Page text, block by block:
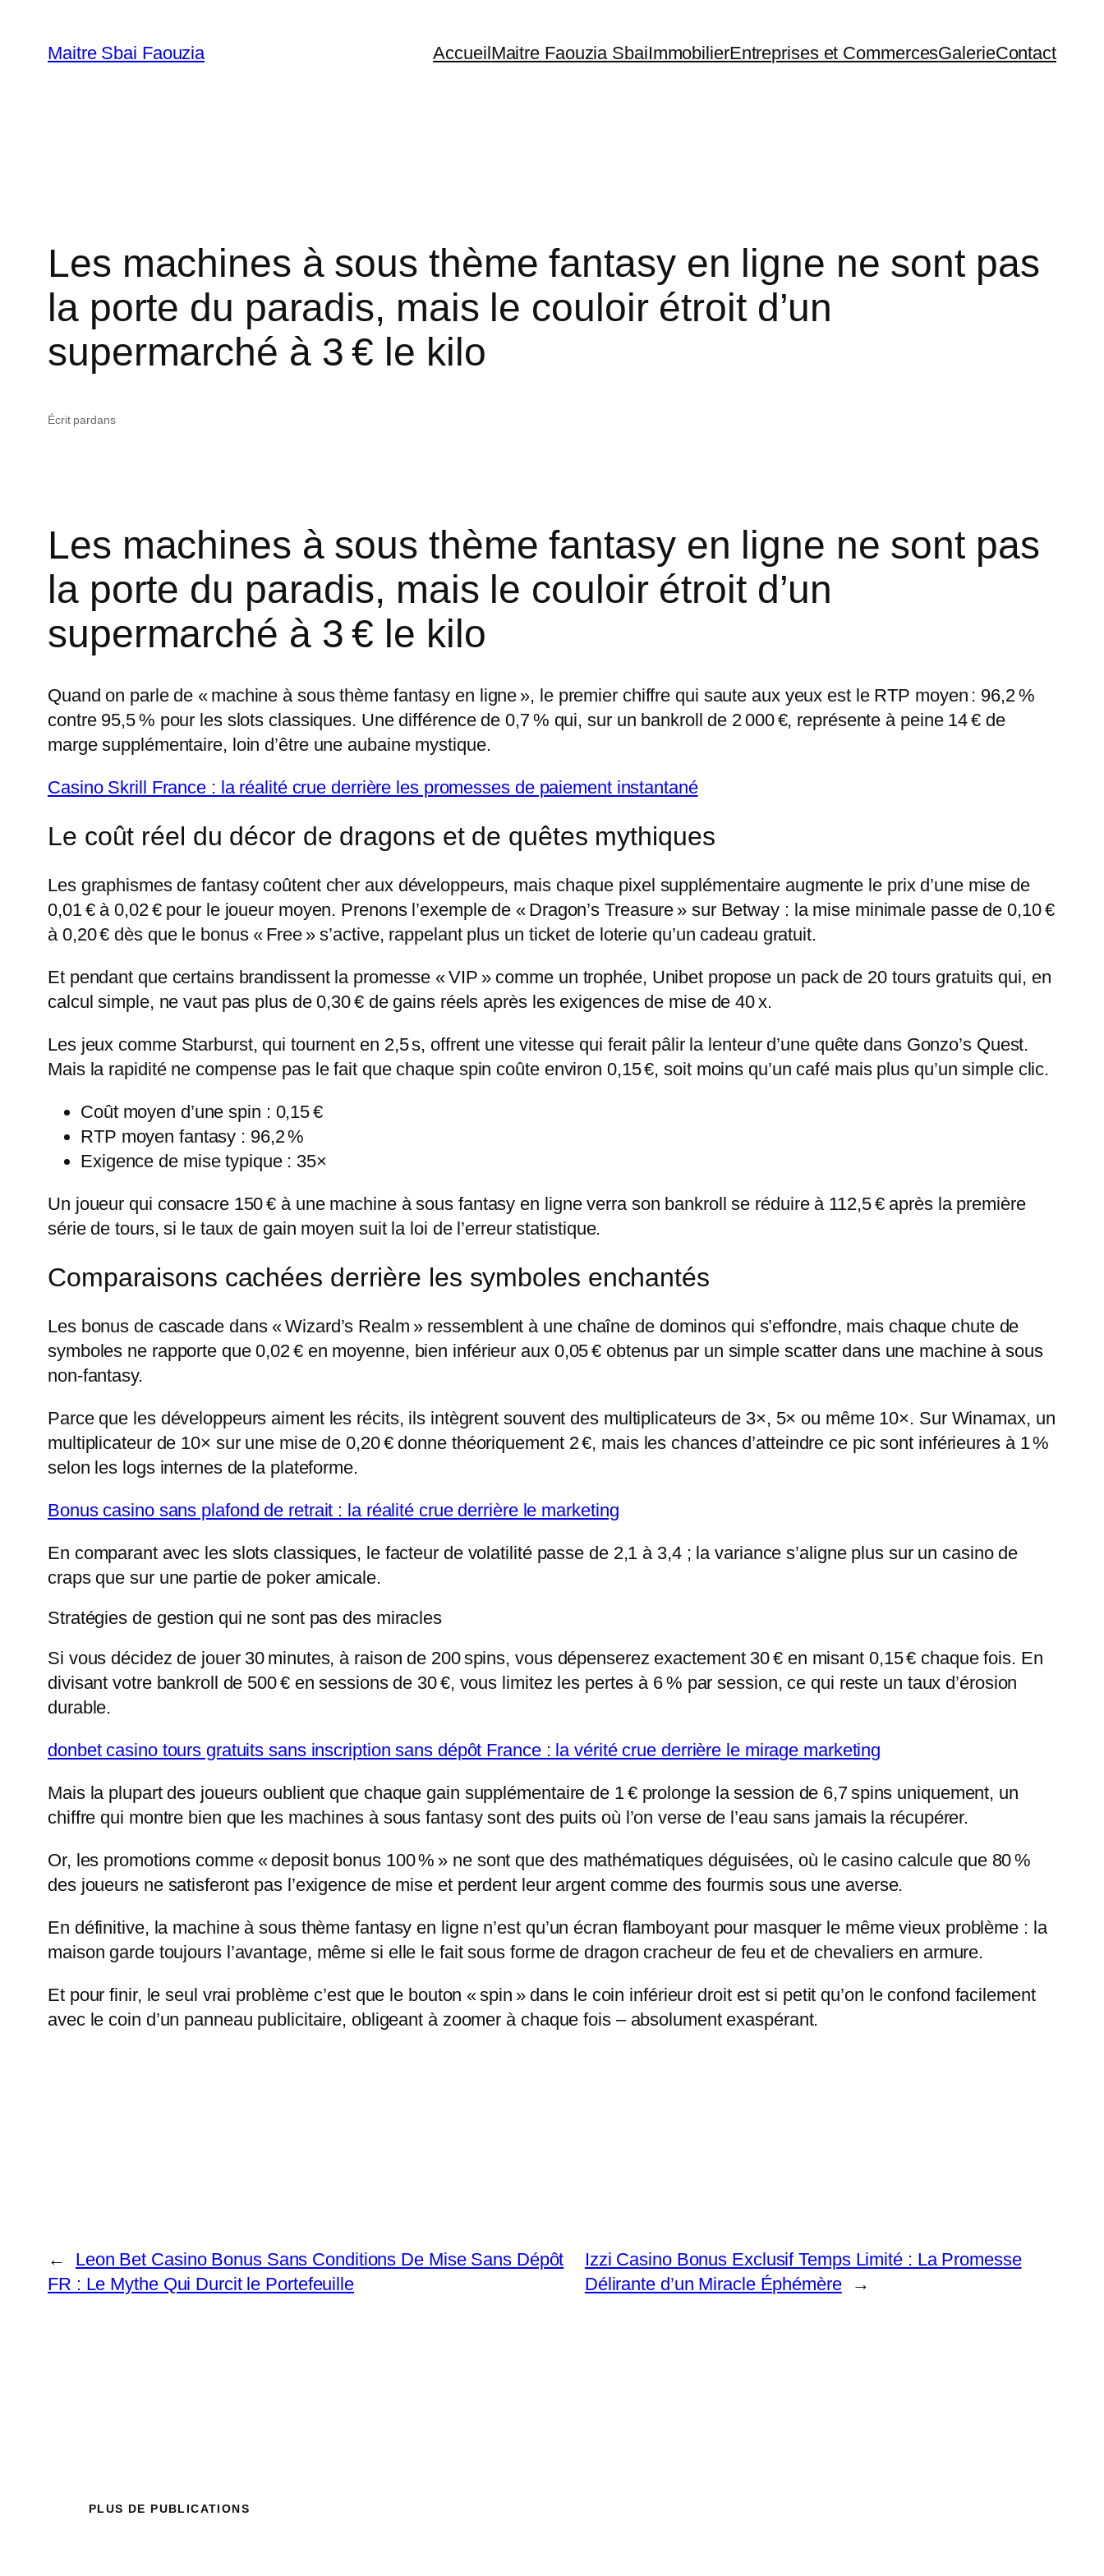
contenu
Maitre Sbai Faouzia AccueilMaitre Faouzia SbaiImmobilierEntreprises et CommercesGalerieContact
Les machines à sous thème fantasy en ligne ne sont pas
la porte du paradis, mais le couloir étroit d’un
supermarché à 3 € le kilo
Écrit pardans
Les machines à sous thème fantasy en ligne ne sont pas
la porte du paradis, mais le couloir étroit d’un
supermarché à 3 € le kilo
Quand on parle de « machine à sous thème fantasy en ligne », le premier chiffre qui saute aux yeux est le RTP moyen : 96,2 %
contre 95,5 % pour les slots classiques. Une différence de 0,7 % qui, sur un bankroll de 2 000 €, représente à peine 14 € de
marge supplémentaire, loin d’être une aubaine mystique.
Casino Skrill France : la réalité crue derrière les promesses de paiement instantané
Le coût réel du décor de dragons et de quêtes mythiques
Les graphismes de fantasy coûtent cher aux développeurs, mais chaque pixel supplémentaire augmente le prix d’une mise de
0,01 € à 0,02 € pour le joueur moyen. Prenons l’exemple de « Dragon’s Treasure » sur Betway : la mise minimale passe de 0,10 €
à 0,20 € dès que le bonus « Free » s’active, rappelant plus un ticket de loterie qu’un cadeau gratuit.
Et pendant que certains brandissent la promesse « VIP » comme un trophée, Unibet propose un pack de 20 tours gratuits qui, en
calcul simple, ne vaut pas plus de 0,30 € de gains réels après les exigences de mise de 40 x.
Les jeux comme Starburst, qui tournent en 2,5 s, offrent une vitesse qui ferait pâlir la lenteur d’une quête dans Gonzo’s Quest.
Mais la rapidité ne compense pas le fait que chaque spin coûte environ 0,15 €, soit moins qu’un café mais plus qu’un simple clic.
Coût moyen d’une spin : 0,15 €
RTP moyen fantasy : 96,2 %
Exigence de mise typique : 35×
Un joueur qui consacre 150 € à une machine à sous fantasy en ligne verra son bankroll se réduire à 112,5 € après la première
série de tours, si le taux de gain moyen suit la loi de l’erreur statistique.
Comparaisons cachées derrière les symboles enchantés
Les bonus de cascade dans « Wizard’s Realm » ressemblent à une chaîne de dominos qui s’effondre, mais chaque chute de
symboles ne rapporte que 0,02 € en moyenne, bien inférieur aux 0,05 € obtenus par un simple scatter dans une machine à sous
non‑fantasy.
Parce que les développeurs aiment les récits, ils intègrent souvent des multiplicateurs de 3×, 5× ou même 10×. Sur Winamax, un
multiplicateur de 10× sur une mise de 0,20 € donne théoriquement 2 €, mais les chances d’atteindre ce pic sont inférieures à 1 %
selon les logs internes de la plateforme.
Bonus casino sans plafond de retrait : la réalité crue derrière le marketing
En comparant avec les slots classiques, le facteur de volatilité passe de 2,1 à 3,4 ; la variance s’aligne plus sur un casino de
craps que sur une partie de poker amicale.
Stratégies de gestion qui ne sont pas des miracles
Si vous décidez de jouer 30 minutes, à raison de 200 spins, vous dépenserez exactement 30 € en misant 0,15 € chaque fois. En
divisant votre bankroll de 500 € en sessions de 30 €, vous limitez les pertes à 6 % par session, ce qui reste un taux d’érosion
durable.
donbet casino tours gratuits sans inscription sans dépôt France : la vérité crue derrière le mirage marketing
Mais la plupart des joueurs oublient que chaque gain supplémentaire de 1 € prolonge la session de 6,7 spins uniquement, un
chiffre qui montre bien que les machines à sous fantasy sont des puits où l’on verse de l’eau sans jamais la récupérer.
Or, les promotions comme « deposit bonus 100 % » ne sont que des mathématiques déguisées, où le casino calcule que 80 %
des joueurs ne satisferont pas l’exigence de mise et perdent leur argent comme des fourmis sous une averse.
En définitive, la machine à sous thème fantasy en ligne n’est qu’un écran flamboyant pour masquer le même vieux problème : la
maison garde toujours l’avantage, même si elle le fait sous forme de dragon cracheur de feu et de chevaliers en armure.
Et pour finir, le seul vrai problème c’est que le bouton « spin » dans le coin inférieur droit est si petit qu’on le confond facilement
avec le coin d’un panneau publicitaire, obligeant à zoomer à chaque fois – absolument exaspérant.
←
Leon Bet Casino Bonus Sans Conditions De Mise Sans Dépôt
FR : Le Mythe Qui Durcit le Portefeuille
Izzi Casino Bonus Exclusif Temps Limité : La Promesse
Délirante d’un Miracle Éphémère
→
PLUS DE PUBLICATIONS